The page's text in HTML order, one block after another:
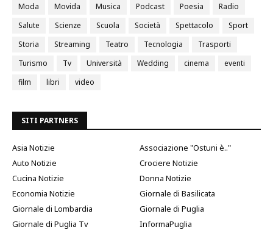
Moda
Movida Musica Podcast Poesia
Radio
Salute
Scienze Scuola Società Spettacolo
Sport
Storia
Streaming Teatro Tecnologia
Trasporti
Turismo
Tv Università Wedding cinema
eventi
film
libri video
SITI PARTNERS
Asia Notizie
Associazione "Ostuni è.."
Auto Notizie
Crociere Notizie
Cucina Notizie
Donna Notizie
Economia Notizie
Giornale di Basilicata
Giornale di Lombardia
Giornale di Puglia
Giornale di Puglia Tv
InformaPuglia